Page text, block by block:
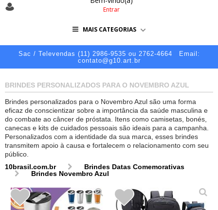
Entrar
MAIS CATEGORIAS
Sac / Televendas (11) 2986-9535 ou 2762-4664
Email:
contato@g10.art.br
BRINDES PERSONALIZADOS PARA O NOVEMBRO AZUL
Brindes personalizados para o Novembro Azul são uma forma
eficaz de conscientizar sobre a importância da saúde masculina e
do combate ao câncer de próstata. Itens como camisetas, bonés,
canecas e kits de cuidados pessoais são ideais para a campanha.
Personalizados com a identidade da sua marca, esses brindes
transmitem apoio à causa e fortalecem o relacionamento com seu
público.
10brasil.com.br
Brindes Datas Comemorativas
Brindes Novembro Azul